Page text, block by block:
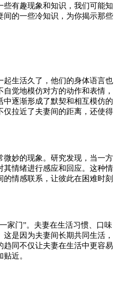
有趣现象和知识，我们可能知
间的一些冷知识，为你揭示那些
起生活久了，他们的身体语言也
觉地模仿对方的动作和表情，
逐渐形成了默契和相互模仿的
仅拉近了夫妻间的距离，还使得
微妙的现象。研究发现，当一方
其情绪进行感应和回应。这种情
情感联系，让彼此在困难时刻
家门”。夫妻在生活习惯、口味
是因为夫妻间长期共同生活，
同不仅让夫妻在生活中更容易
近。